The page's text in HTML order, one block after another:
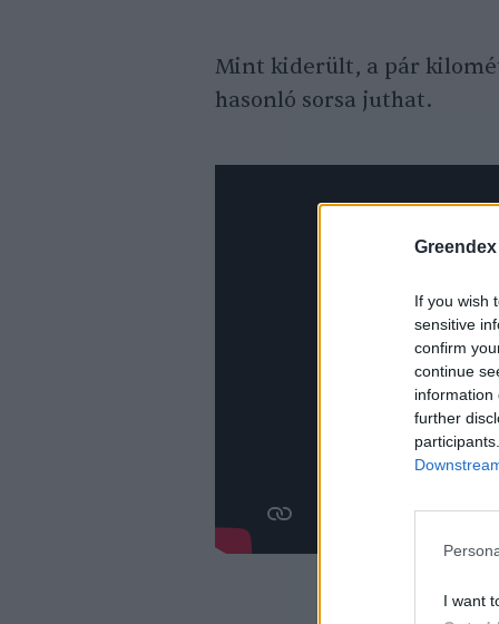
Greendex
If you wish
sensitive
confirm
continue
information
further
I want
Mint kiderült, a pár
hasonló sorsa juthat.